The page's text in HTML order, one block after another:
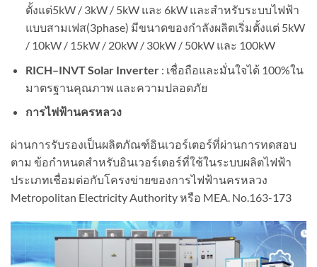
ตั้งแต่5kW / 3kW / 5kW และ 6kW และสำหรับระบบไฟฟ้า
แบบสามเฟส(3phase) มีขนาดของกำลังผลิตเริ่มตั้งแต่ 5kW
/ 10kW / 15kW / 20kW / 30kW / 50kW และ 100kW
RICH–INVT Solar Inverter: เชื่อถือและมั่นใจได้ 100%ใน
มาตรฐานคุณภาพ และความปลอดภัย
การไฟฟ้านครหลวง
ผ่านการรับรองเป็นผลิตภัณฑ์อินเวอร์เตอร์ที่ผ่านการทดสอบ
ตาม ข้อกำหนดสำหรับอินเวอร์เตอร์ที่ใช้ในระบบผลิตไฟฟ้า
ประเภทเชื่อมต่อกับโครงข่ายของการไฟฟ้านครหลวง
Metropolitan Electricity Authority หรือ MEA. No.163-173